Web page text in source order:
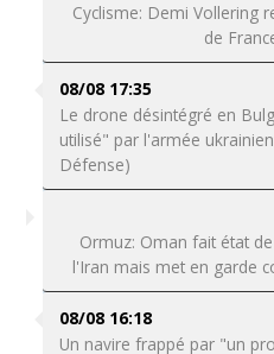
Cyclisme: Demi Vollering
de
08/08 17:35
Le drone désintégré en
utilisé" par l'armée
Défense)
Ormuz: Oman fait état
l'Iran mais met en garde
08/08 16:18
Un navire frappé par "un